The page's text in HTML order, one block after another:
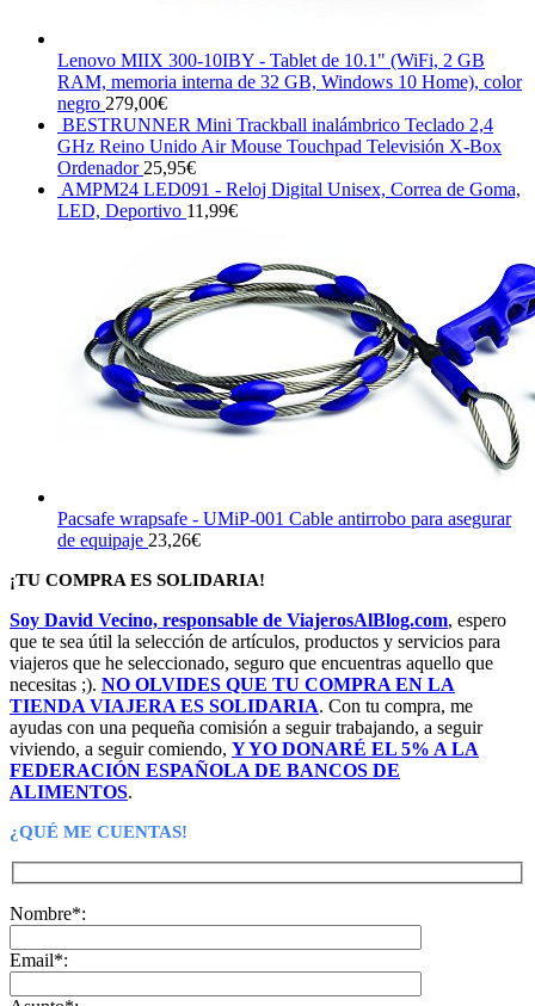
Lenovo MIIX 300-10IBY - Tablet de 10.1" (WiFi, 2 GB
RAM, memoria interna de 32 GB, Windows 10 Home), color
negro 279,00€
BESTRUNNER Mini Trackball inalámbrico Teclado 2,4
GHz Reino Unido Air Mouse Touchpad Televisión X-Box
Ordenador 25,95€
AMPM24 LED091 - Reloj Digital Unisex, Correa de Goma,
LED, Deportivo 11,99€
Pacsafe wrapsafe - UMiP-001 Cable antirrobo para asegurar
de equipaje 23,26€
¡TU COMPRA ES SOLIDARIA!
Soy David Vecino, responsable de ViajerosAlBlog.com, espero
que te sea útil la selección de artículos, productos y servicios para
viajeros que he seleccionado, seguro que encuentras aquello que
necesitas ;). NO OLVIDES QUE TU COMPRA EN LA
TIENDA VIAJERA ES SOLIDARIA. Con tu compra, me
ayudas con una pequeña comisión a seguir trabajando, a seguir
viviendo, a seguir comiendo, Y YO DONARÉ EL 5% A LA
FEDERACIÓN ESPAÑOLA DE BANCOS DE
ALIMENTOS.
¿QUÉ ME CUENTAS!
Nombre*:
Email*: